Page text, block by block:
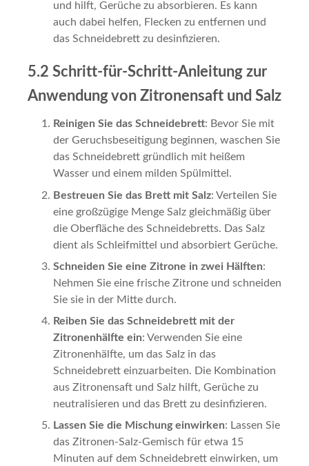
und hilft, Gerüche zu absorbieren. Es kann
auch dabei helfen, Flecken zu entfernen und
das Schneidebrett zu desinfizieren.
5.2 Schritt-für-Schritt-Anleitung zur
Anwendung von Zitronensaft und Salz
Reinigen Sie das Schneidebrett: Bevor Sie mit
der Geruchsbeseitigung beginnen, waschen Sie
das Schneidebrett gründlich mit heißem
Wasser und einem milden Spülmittel.
Bestreuen Sie das Brett mit Salz: Verteilen Sie
eine großzügige Menge Salz gleichmäßig über
die Oberfläche des Schneidebretts. Das Salz
dient als Schleifmittel und absorbiert Gerüche.
Schneiden Sie eine Zitrone in zwei Hälften:
Nehmen Sie eine frische Zitrone und schneiden
Sie sie in der Mitte durch.
Reiben Sie das Schneidebrett mit der
Zitronenhälfte ein: Verwenden Sie eine
Zitronenhälfte, um das Salz in das
Schneidebrett einzuarbeiten. Die Kombination
aus Zitronensaft und Salz hilft, Gerüche zu
neutralisieren und das Brett zu desinfizieren.
Lassen Sie die Mischung einwirken: Lassen Sie
das Zitronen-Salz-Gemisch für etwa 15
Minuten auf dem Schneidebrett einwirken, um